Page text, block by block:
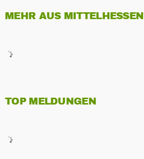
MEHR AUS MITTELHESSEN
TOP MELDUNGEN